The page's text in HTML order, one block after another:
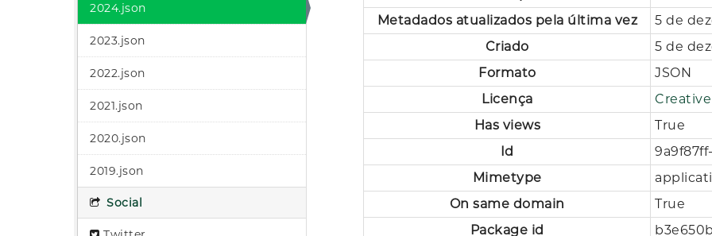
2024.json
2023.json
2022.json
2021.json
2020.json
2019.json
Social
Metadados atualizados pela última vez
5 de
Criado
5 de
Formato
JSON
Licença
Has views
True
Id
Mimetype
On same domain
True
Package id